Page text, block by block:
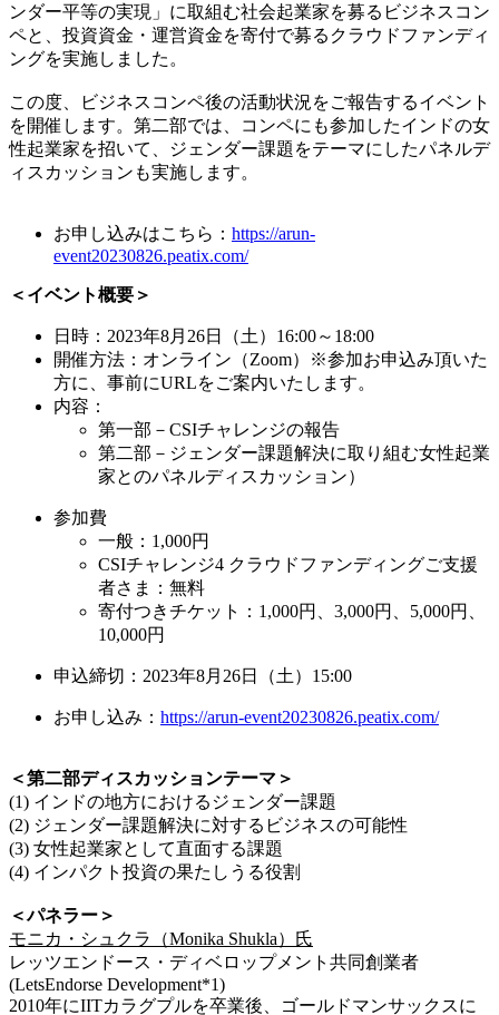
ンダー平等の実現」に取組む社会起業家を募るビジネスコン
ペと、投資資金・運営資金を寄付で募るクラウドファンディ
ングを実施しました。
この度、ビジネスコンペ後の活動状況をご報告するイベント
を開催します。第二部では、コンペにも参加したインドの女
性起業家を招いて、ジェンダー課題をテーマにしたパネルデ
ィスカッションも実施します。
お申し込みはこちら： https://arun-
event20230826.peatix.com/
＜イベント概要＞
日時：2023年8月26日（土）16:00～18:00
開催方法：オンライン（Zoom）※参加お申込み頂いた
方に、事前にURLをご案内いたします。
内容：
第一部－CSIチャレンジの報告
第二部－ジェンダー課題解決に取り組む女性起業
家とのパネルディスカッション）
参加費
一般：1,000円
CSIチャレンジ4 クラウドファンディングご支援
者さま：無料
寄付つきチケット：1,000円、3,000円、5,000円、
10,000円
申込締切：2023年8月26日（土）15:00
お申し込み： https://arun-event20230826.peatix.com/
＜第二部ディスカッションテーマ＞
(1) インドの地方におけるジェンダー課題
(2) ジェンダー課題解決に対するビジネスの可能性
(3) 女性起業家として直面する課題
(4) インパクト投資の果たしうる役割
＜パネラー＞
モニカ・シュクラ（Monika Shukla）氏
レッツエンドース・ディベロップメント共同創業者
(LetsEndorse Development*1)
2010年にIITカラグプルを卒業後、ゴールドマンサックスに